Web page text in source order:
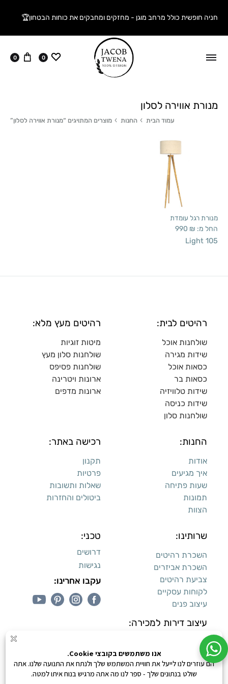
חניה חופשית כולל מרחב מוגן - מחזקים ומחבקים את כוחות הבטחון🏆
ווישליסט
0 עגלה
0
מנורת אווירה לסלון
עמוד הבית החנות מוצרים המתויגים “מנורת אווירה לסלון”
מנורת רגל עומדת
החל מ: 990 ₪
Light 105
רהיטים לבית:
שולחנות אוכל
שידות מגירה
כסאות אוכל
כסאות בר
שידות טלוויזיה
שידות כניסה
שולחנות סלון
רהיטים מעץ מלא:
מיטות זוגיות
שולחנות סלון מעץ
שולחנות פסיפס
ארונות ויטרינה
ארונות מדפים
החנות:
אודות
איך מגיעים
שעות פתיחה
תמונות
הצוות
רכישה באתר:
תקנון
פרטיות
שאלות ותשובות
ביטולים והחזרות
שרותינו:
השכרת רהיטים
השכרת אביזרים
צביעת רהיטים
לקוחות עסקיים
עיצוב פנים
עיצוב דירות למכירה:
טכני:
דרושים
נגישות
עקבו אחרינו:
קנייה מאובטחת 0